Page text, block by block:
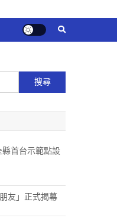
縣首台示範點設
友」正式揭幕